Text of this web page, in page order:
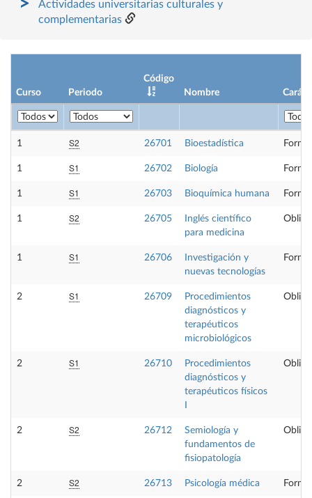
Actividades universitarias culturales y
complementarias
Curso Periodo
Código
Nombre
1 S2 26701 Bioestadística
1 S1 26702 Biología
1 S1 26703 Bioquímica humana
1 S2 26705
Inglés científico
para medicina
1 S1 26706
Investigación y
nuevas tecnologías
2 S1 26709
Procedimientos
diagnósticos y
terapéuticos
microbiológicos
2 S1 26710
Procedimientos
diagnósticos y
terapéuticos físicos
2 S2 26712
Semiología y
fundamentos de
fisiopatología
2 S2 26713 Psicología médica